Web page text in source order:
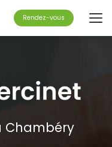
Rendez-vous
Chambéry